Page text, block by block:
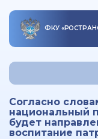
ФКУ «
Согласно
национальный
будет
воспитание